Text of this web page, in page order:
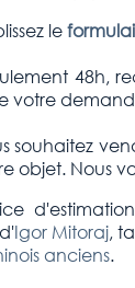
le
48h,
votre
souhaitez
objet. Nous
Igor Mitoraj,
anciens.